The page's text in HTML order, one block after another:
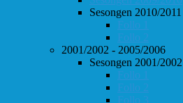
Sesongen 2010/2011
Follo 1
Follo 2
2001/2002 - 2005/2006
Sesongen 2001/2002
Follo 1
Follo 2
Follo 3